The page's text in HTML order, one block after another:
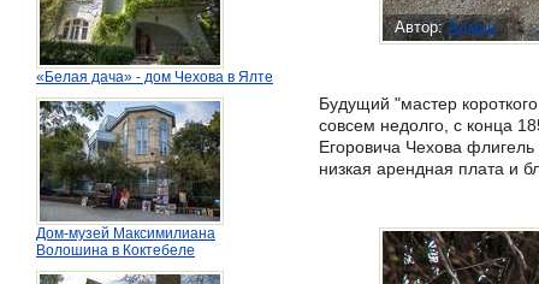
«Белая дача» - дом Чехова в Ялте
Дом-музей Максимилиана
Волошина в Коктебеле
Автор:Админ
Будущий "мастер
совсем недолго, с конца
Егоровича Чехова
низкая арендная плата и